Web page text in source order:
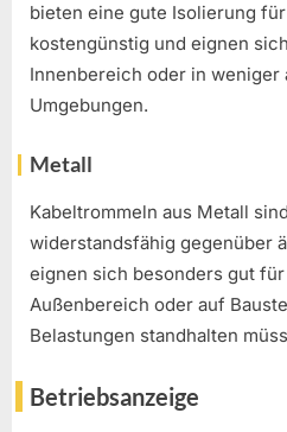
bieten eine gute Isolierung
kostengünstig und eignen
Innenbereich oder in weniger
Umgebungen.
Metall
Kabeltrommeln aus Metall
widerstandsfähig gegenüber
eignen sich besonders gut für
Außenbereich oder auf
Belastungen standhalten
Betriebsanzeige